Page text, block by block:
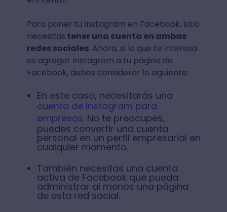
Para poner tu Instagram en Facebook, sólo
necesitas tener una cuenta en ambas
redes sociales. Ahora, si lo que te interesa
es agregar Instagram a tu página de
Facebook, debes considerar lo siguiente:
En este caso, necesitarás una
cuenta de Instagram para
empresas. No te preocupes,
puedes convertir una cuenta
personal en un perfil empresarial en
cualquier momento.
También necesitas una cuenta
activa de Facebook que pueda
administrar al menos una página
de esta red social.